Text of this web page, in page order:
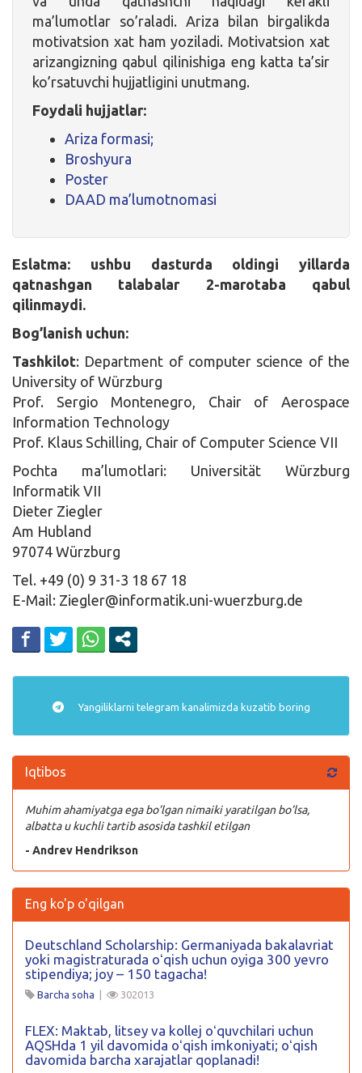
ma’lumotlar so’raladi. Ariza bilan birgalikda
motivatsion xat ham yoziladi. Motivatsion xat
arizangizning qabul qilinishiga eng katta ta’sir
ko’rsatuvchi hujjatligini unutmang.
Foydali hujjatlar:
Ariza formasi;
Broshyura
Poster
DAAD ma’lumotnomasi
Eslatma: ushbu dasturda oldingi yillarda
qatnashgan talabalar 2-marotaba qabul
qilinmaydi.
Bog’lanish uchun:
Tashkilot: Department of computer science of the
University of Würzburg
Prof. Sergio Montenegro, Chair of Aerospace
Information Technology
Prof. Klaus Schilling, Chair of Computer Science VII
Pochta ma’lumotlari: Universität Würzburg
Informatik VII
Dieter Ziegler
Am Hubland
97074 Würzburg
Tel. +49 (0) 9 31-3 18 67 18
E-Mail: Ziegler@informatik.uni-wuerzburg.de
Yangiliklarni telegram kanalimizda kuzatib boring
Iqtibos
Muhim ahamiyatga ega bo’lgan nimaiki yaratilgan bo’lsa,
albatta u kuchli tartib asosida tashkil etilgan
- Andrev Hendrikson
Eng ko'p o'qilgan
Deutschland Scholarship: Germaniyada bakalavriat
yoki magistraturada oʻqish uchun oyiga 300 yevro
stipendiya; joy – 150 tagacha!
Barcha soha | 302013
FLEX: Maktab, litsey va kollej oʻquvchilari uchun
AQSHda 1 yil davomida oʻqish imkoniyati; oʻqish
davomida barcha xarajatlar qoplanadi!